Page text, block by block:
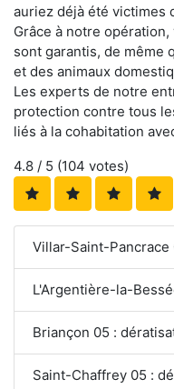
auriez déjà été victimes
Grâce à notre
sont garantis, de même
et des animaux
Les experts de notre
protection contre tous
liés à la cohabitation
4.8 / 5 (104 votes)
Villar-Saint-Pancrace
L'Argentière-la-
Briançon 05 :
Saint-Chaffrey 05 :